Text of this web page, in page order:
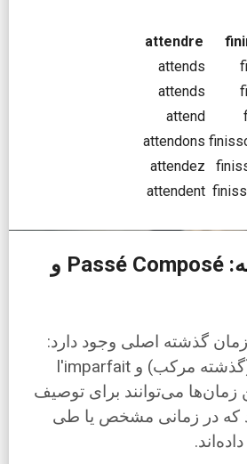
attendre
attends
attends
attend
attendons
attendez
attendent
زمان‌های گذشته: Passé Composé و
گذشته اصلی وجود دارد:
passé composé (گذشته مرکب) و l'imparfait
می‌توانند برای توصیف
که در زمانی مشخص یا طی